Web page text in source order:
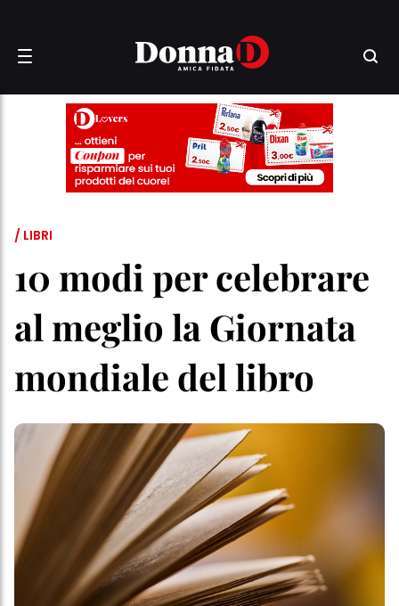
/ LIBRI
10 modi per celebrare
al meglio la Giornata
mondiale del libro